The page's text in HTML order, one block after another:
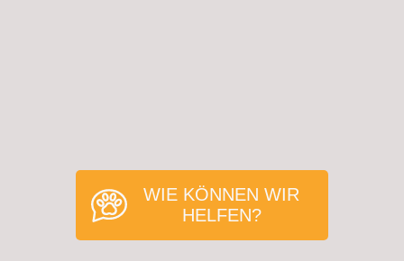
WIE KÖNNEN WIR
HELFEN?